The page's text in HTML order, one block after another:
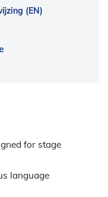
(EN)
for stage
language